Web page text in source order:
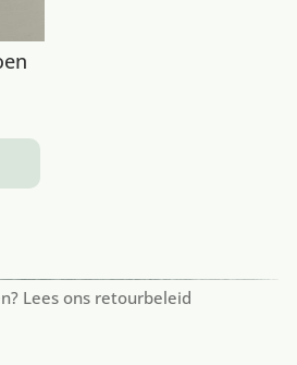
Lees ons retourbeleid